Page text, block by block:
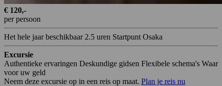
€ 120,-
per persoon
Het hele jaar beschikbaar 2.5 uren Startpunt Osaka
Excursie
Authentieke ervaringen Deskundige gidsen Flexibele schema's Waar
voor uw geld
Neem deze excursie op in een reis op maat. Plan je reis nu